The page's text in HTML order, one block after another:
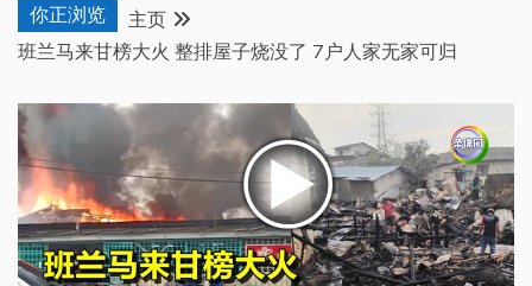
你正浏览
主页
班兰马来甘榜大火 整排屋子烧没了 7户人家无家可归